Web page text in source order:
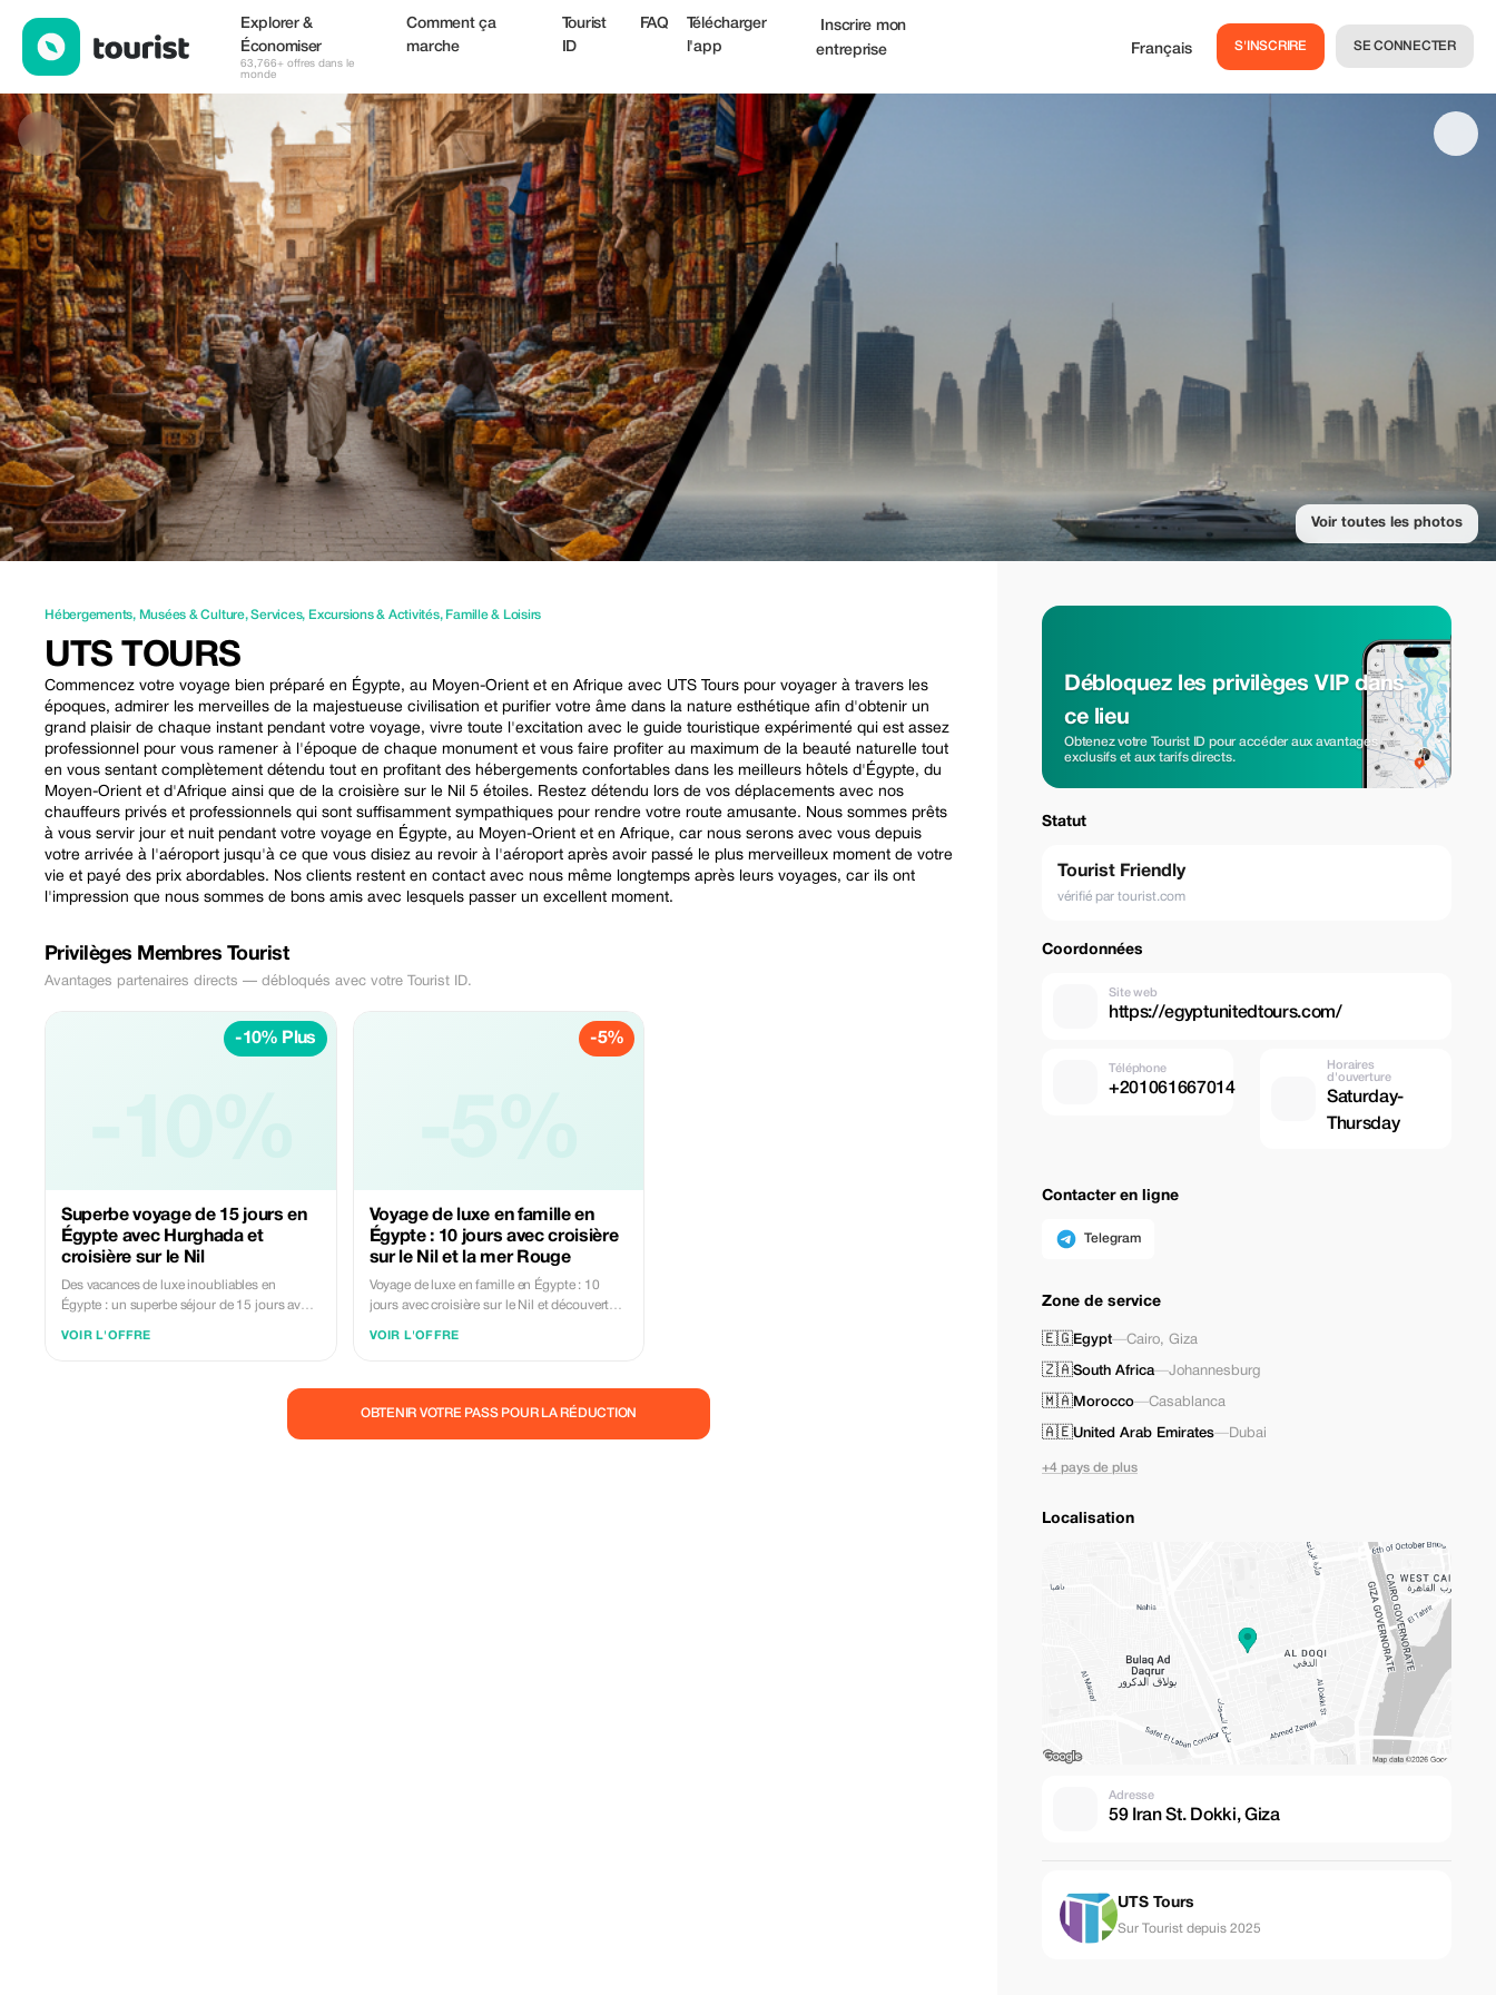
UTS Tours — Hébergements | Up to 10% off | Tourist
Explorer &
Économiser
63,766+ offres dans le
monde
Comment ça
marche
Tourist
ID
FAQ
Télécharger
l'app
Inscrire mon
entreprise
Français S'INSCRIRE SE CONNECTER
Voir toutes les photos
Hébergements, Musées & Culture,Services, Excursions & Activités, Famille & Loisirs
UTS TOURS
Commencez votre voyage bien préparé en Égypte, au Moyen-Orient et en Afrique avec UTS Tours pour voyager à travers les
époques, admirer les merveilles de la majestueuse civilisation et purifier votre âme dans la nature esthétique afin d'obtenir un
grand plaisir de chaque instant pendant votre voyage, vivre toute l'excitation avec le guide touristique expérimenté qui est assez
professionnel pour vous ramener à l'époque de chaque monument et vous faire profiter au maximum de la beauté naturelle tout
en vous sentant complètement détendu tout en profitant des hébergements confortables dans les meilleurs hôtels d'Égypte, du
Moyen-Orient et d'Afrique ainsi que de la croisière sur le Nil 5 étoiles. Restez détendu lors de vos déplacements avec nos
chauffeurs privés et professionnels qui sont suffisamment sympathiques pour rendre votre route amusante. Nous sommes prêts
à vous servir jour et nuit pendant votre voyage en Égypte, au Moyen-Orient et en Afrique, car nous serons avec vous depuis
votre arrivée à l'aéroport jusqu'à ce que vous disiez au revoir à l'aéroport après avoir passé le plus merveilleux moment de votre
vie et payé des prix abordables. Nos clients restent en contact avec nous même longtemps après leurs voyages, car ils ont
l'impression que nous sommes de bons amis avec lesquels passer un excellent moment.
Privilèges Membres Tourist
Avantages partenaires directs — débloqués avec votre Tourist ID.
-10% Plus
Superbe voyage de 15 jours en
Égypte avec Hurghada et
croisière sur le Nil
Des vacances de luxe inoubliables en
Égypte : un superbe séjour de 15 jours avec
VOIR L'OFFRE
-5%
Voyage de luxe en famille en
Égypte : 10 jours avec croisière
sur le Nil et la mer Rouge
Voyage de luxe en famille en Égypte : 10
jours avec croisière sur le Nil et découverte
incluant une croisière sur le Nil et la
VOIR L'OFFRE
OBTENIR VOTRE PASS POUR LA RÉDUCTION
Débloquez les privilèges VIP dans
ce lieu
Obtenez votre Tourist ID pour accéder aux avantages
exclusifs et aux tarifs directs.
Statut
Tourist Friendly
vérifié par tourist.com
Coordonnées
Site web
https://egyptunitedtours.com/
Téléphone
+201061667014
Horaires
d'ouverture
Saturday-
Thursday
Contacter en ligne
Telegram
Zone de service
🇪🇬Egypt—Cairo, Giza
🇿🇦South Africa—Johannesburg
🇲🇦Morocco—Casablanca
🇦🇪United Arab Emirates—Dubai
+4 pays de plus
Localisation
Adresse
59 Iran St. Dokki, Giza
UTS Tours
Sur Tourist depuis 2025